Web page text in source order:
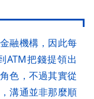
融機構，因此每
ATM把錢提領出
色，不過其實從
溝通並非那麼順